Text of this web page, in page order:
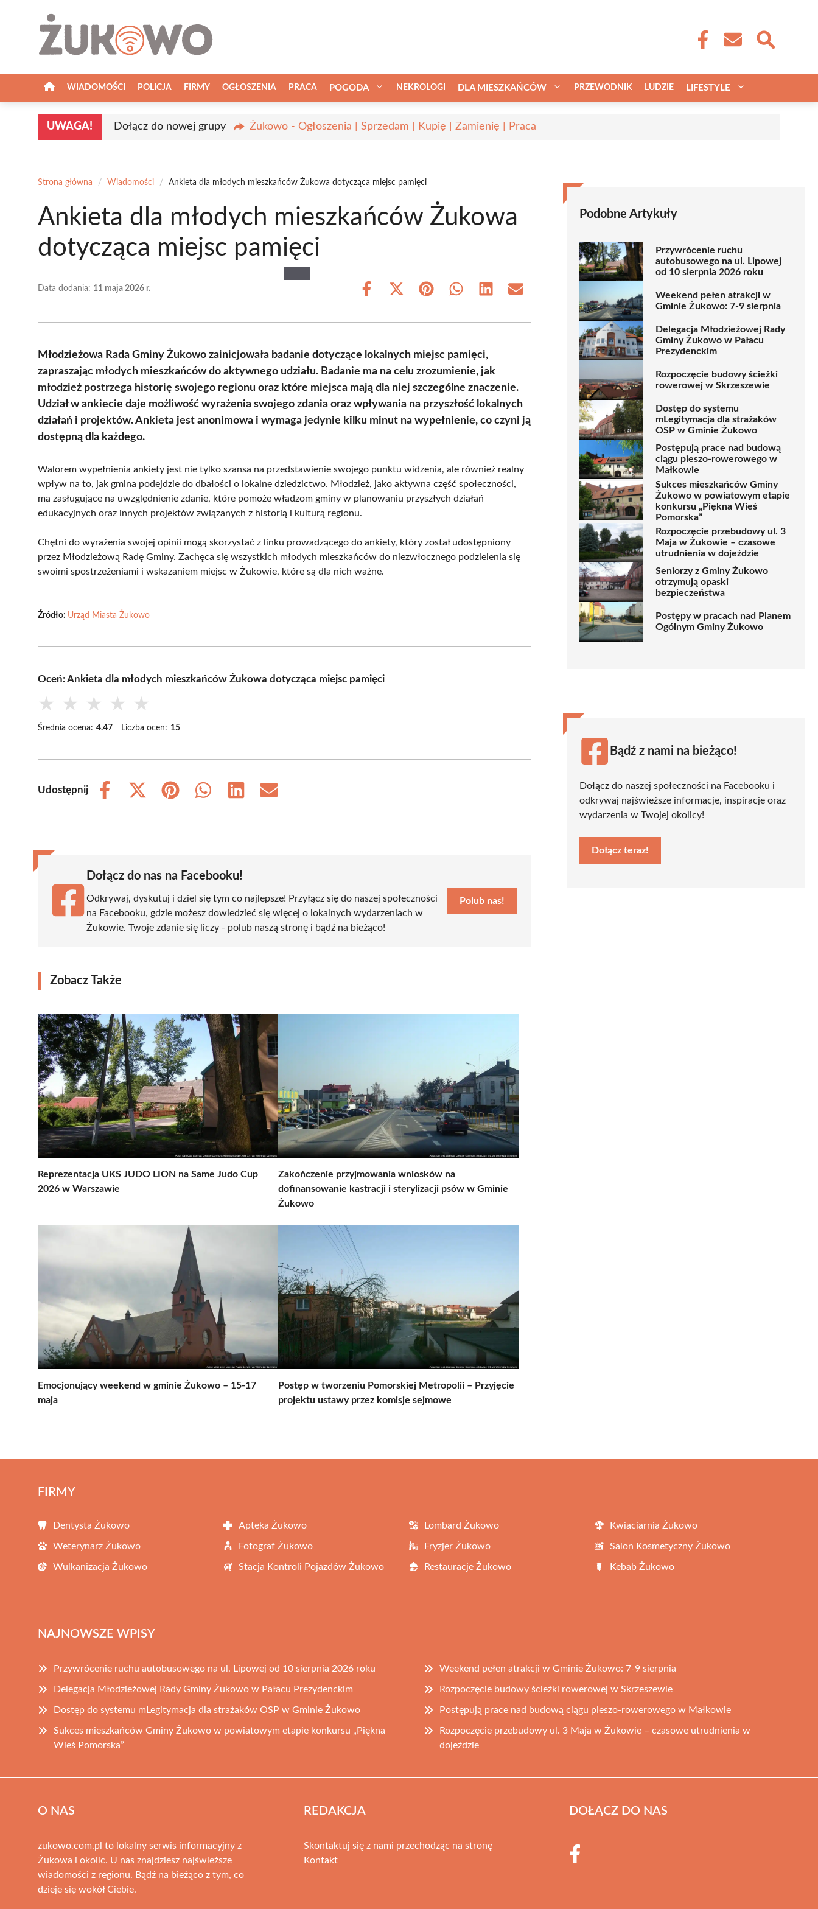
WIADOMOŚCI POLICJA FIRMY OGŁOSZENIA PRACA POGODA NEKROLOGI DLA MIESZKAŃCÓW PRZEWODNIK LUDZIE LIFESTYLE
UWAGA! Dołącz do nowej grupy Żukowo - Ogłoszenia | Sprzedam | Kupię | Zamienię | Praca
Strona główna / Wiadomości / Ankieta dla młodych mieszkańców Żukowa dotycząca miejsc pamięci
Ankieta dla młodych mieszkańców Żukowa
dotycząca miejsc pamięci
Data dodania: 11 maja 2026 r.
Share
Share
(Twitter)
Share Share Share Share
Młodzieżowa Rada Gminy Żukowo zainicjowała badanie dotyczące lokalnych miejsc pamięci,
zapraszając młodych mieszkańców do aktywnego udziału. Badanie ma na celu zrozumienie, jak
młodzież postrzega historię swojego regionu oraz które miejsca mają dla niej szczególne znaczenie.
Udział w ankiecie daje możliwość wyrażenia swojego zdania oraz wpływania na przyszłość lokalnych
działań i projektów. Ankieta jest anonimowa i wymaga jedynie kilku minut na wypełnienie, co czyni ją
dostępną dla każdego.
Walorem wypełnienia ankiety jest nie tylko szansa na przedstawienie swojego punktu widzenia, ale również realny
wpływ na to, jak gmina podejdzie do dbałości o lokalne dziedzictwo. Młodzież, jako aktywna część społeczności,
ma zasługujące na uwzględnienie zdanie, które pomoże władzom gminy w planowaniu przyszłych działań
edukacyjnych oraz innych projektów związanych z historią i kulturą regionu.
Chętni do wyrażenia swojej opinii mogą skorzystać z linku prowadzącego do ankiety, który został udostępniony
przez Młodzieżową Radę Gminy. Zachęca się wszystkich młodych mieszkańców do niezwłocznego podzielenia się
swoimi spostrzeżeniami i wskazaniem miejsc w Żukowie, które są dla nich ważne.
Źródło: Urząd Miasta Żukowo
Oceń: Ankieta dla młodych mieszkańców Żukowa dotycząca miejsc pamięci
★ ★ ★ ★ ★
Średnia ocena: 4.47 Liczba ocen: 15
Udostępnij
Share
Share
(Twitter)
Share
Share
Share
Share
Dołącz do nas na Facebooku!
Odkrywaj, dyskutuj i dziel się tym co najlepsze! Przyłącz się do naszej społeczności
na Facebooku, gdzie możesz dowiedzieć się więcej o lokalnych wydarzeniach w
Żukowie. Twoje zdanie się liczy - polub naszą stronę i bądź na bieżąco!
Polub nas!
Zobacz Także
Reprezentacja UKS JUDO LION na Same Judo Cup
2026 w Warszawie
Zakończenie przyjmowania wniosków na
dofinansowanie kastracji i sterylizacji psów w Gminie
Żukowo
Emocjonujący weekend w gminie Żukowo – 15-17
maja
Postęp w tworzeniu Pomorskiej Metropolii – Przyjęcie
projektu ustawy przez komisje sejmowe
Podobne Artykuły
Przywrócenie ruchu
autobusowego na ul. Lipowej
od 10 sierpnia 2026 roku
Weekend pełen atrakcji w
Gminie Żukowo: 7-9 sierpnia
Delegacja Młodzieżowej Rady
Gminy Żukowo w Pałacu
Prezydenckim
Rozpoczęcie budowy ścieżki
rowerowej w Skrzeszewie
Dostęp do systemu
mLegitymacja dla strażaków
OSP w Gminie Żukowo
Postępują prace nad budową
ciągu pieszo-rowerowego w
Małkowie
Sukces mieszkańców Gminy
Żukowo w powiatowym etapie
konkursu „Piękna Wieś
Pomorska”
Rozpoczęcie przebudowy ul. 3
Maja w Żukowie – czasowe
utrudnienia w dojeździe
Seniorzy z Gminy Żukowo
otrzymują opaski
bezpieczeństwa
Postępy w pracach nad Planem
Ogólnym Gminy Żukowo
Bądź z nami na bieżąco!
Dołącz do naszej społeczności na Facebooku i
odkrywaj najświeższe informacje, inspiracje oraz
wydarzenia w Twojej okolicy!
Dołącz teraz!
FIRMY
Dentysta Żukowo Apteka Żukowo Lombard Żukowo Kwiaciarnia Żukowo
Weterynarz Żukowo Fotograf Żukowo Fryzjer Żukowo Salon Kosmetyczny Żukowo
Wulkanizacja Żukowo Stacja Kontroli Pojazdów Żukowo Restauracje Żukowo Kebab Żukowo
NAJNOWSZE WPISY
Przywrócenie ruchu autobusowego na ul. Lipowej od 10 sierpnia 2026 roku Weekend pełen atrakcji w Gminie Żukowo: 7-9 sierpnia
Delegacja Młodzieżowej Rady Gminy Żukowo w Pałacu Prezydenckim Rozpoczęcie budowy ścieżki rowerowej w Skrzeszewie
Dostęp do systemu mLegitymacja dla strażaków OSP w Gminie Żukowo Postępują prace nad budową ciągu pieszo-rowerowego w Małkowie
Sukces mieszkańców Gminy Żukowo w powiatowym etapie konkursu „Piękna
Wieś Pomorska”
Rozpoczęcie przebudowy ul. 3 Maja w Żukowie – czasowe utrudnienia w
dojeździe
O NAS
zukowo.com.pl to lokalny serwis informacyjny z
Żukowa i okolic. U nas znajdziesz najświeższe
wiadomości z regionu. Bądź na bieżąco z tym, co
dzieje się wokół Ciebie.
REDAKCJA
Skontaktuj się z nami przechodząc na stronę
Kontakt
DOŁĄCZ DO NAS